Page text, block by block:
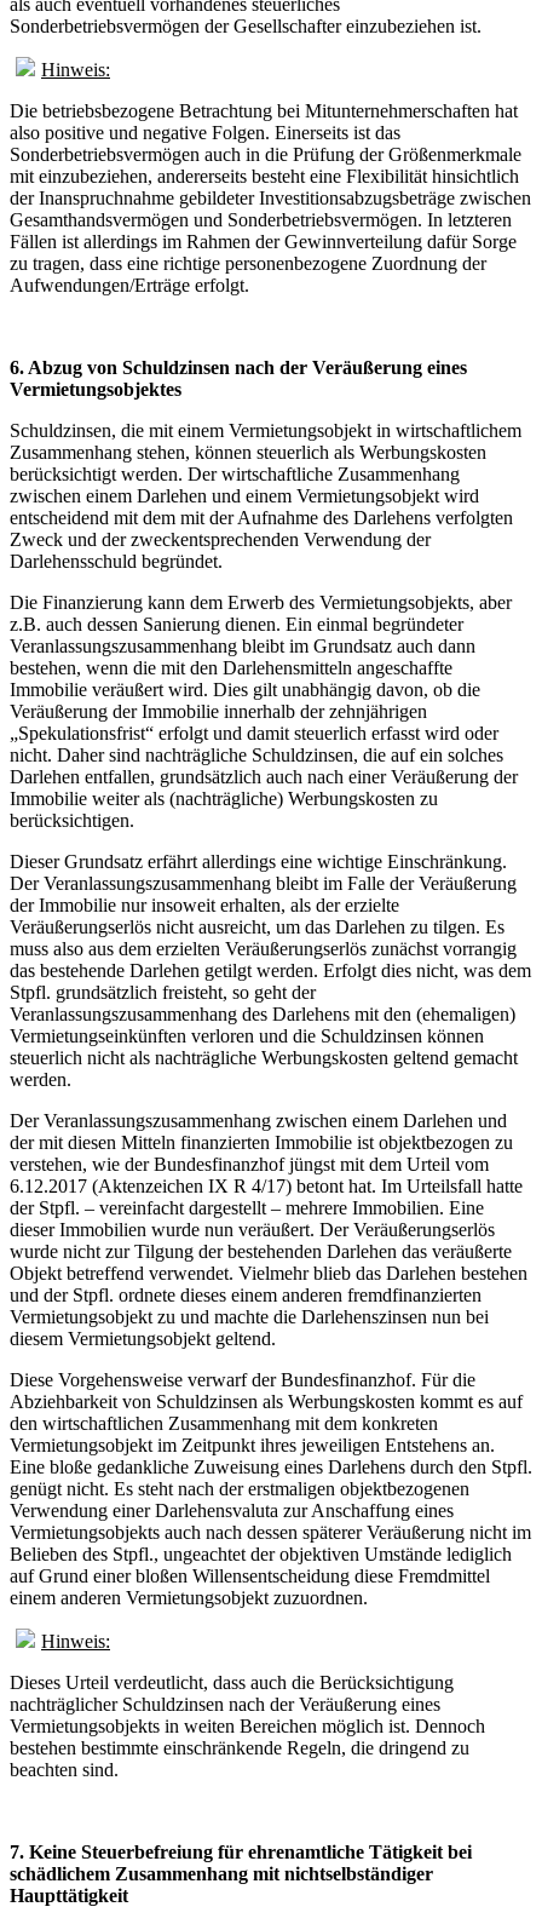
als auch eventuell vorhandenes steuerliches
Sonderbetriebsvermögen der Gesellschafter einzubeziehen ist.
Hinweis:
Die betriebsbezogene Betrachtung bei Mitunternehmerschaften hat
also positive und negative Folgen. Einerseits ist das
Sonderbetriebsvermögen auch in die Prüfung der Größenmerkmale
mit einzubeziehen, andererseits besteht eine Flexibilität hinsichtlich
der Inanspruchnahme gebildeter Investitionsabzugsbeträge zwischen
Gesamthandsvermögen und Sonderbetriebsvermögen. In letzteren
Fällen ist allerdings im Rahmen der Gewinnverteilung dafür Sorge
zu tragen, dass eine richtige personenbezogene Zuordnung der
Aufwendungen/Erträge erfolgt.
6. Abzug von Schuldzinsen nach der Veräußerung eines
Vermietungsobjektes
Schuldzinsen, die mit einem Vermietungsobjekt in wirtschaftlichem
Zusammenhang stehen, können steuerlich als Werbungskosten
berücksichtigt werden. Der wirtschaftliche Zusammenhang
zwischen einem Darlehen und einem Vermietungsobjekt wird
entscheidend mit dem mit der Aufnahme des Darlehens verfolgten
Zweck und der zweckentsprechenden Verwendung der
Darlehensschuld begründet.
Die Finanzierung kann dem Erwerb des Vermietungsobjekts, aber
z.B. auch dessen Sanierung dienen. Ein einmal begründeter
Veranlassungszusammenhang bleibt im Grundsatz auch dann
bestehen, wenn die mit den Darlehensmitteln angeschaffte
Immobilie veräußert wird. Dies gilt unabhängig davon, ob die
Veräußerung der Immobilie innerhalb der zehnjährigen
„Spekulationsfrist“ erfolgt und damit steuerlich erfasst wird oder
nicht. Daher sind nachträgliche Schuldzinsen, die auf ein solches
Darlehen entfallen, grundsätzlich auch nach einer Veräußerung der
Immobilie weiter als (nachträgliche) Werbungskosten zu
berücksichtigen.
Dieser Grundsatz erfährt allerdings eine wichtige Einschränkung.
Der Veranlassungszusammenhang bleibt im Falle der Veräußerung
der Immobilie nur insoweit erhalten, als der erzielte
Veräußerungserlös nicht ausreicht, um das Darlehen zu tilgen. Es
muss also aus dem erzielten Veräußerungserlös zunächst vorrangig
das bestehende Darlehen getilgt werden. Erfolgt dies nicht, was dem
Stpfl. grundsätzlich freisteht, so geht der
Veranlassungszusammenhang des Darlehens mit den (ehemaligen)
Vermietungseinkünften verloren und die Schuldzinsen können
steuerlich nicht als nachträgliche Werbungskosten geltend gemacht
werden.
Der Veranlassungszusammenhang zwischen einem Darlehen und
der mit diesen Mitteln finanzierten Immobilie ist objektbezogen zu
verstehen, wie der Bundesfinanzhof jüngst mit dem Urteil vom
6.12.2017 (Aktenzeichen IX R 4/17) betont hat. Im Urteilsfall hatte
der Stpfl. – vereinfacht dargestellt – mehrere Immobilien. Eine
dieser Immobilien wurde nun veräußert. Der Veräußerungserlös
wurde nicht zur Tilgung der bestehenden Darlehen das veräußerte
Objekt betreffend verwendet. Vielmehr blieb das Darlehen bestehen
und der Stpfl. ordnete dieses einem anderen fremdfinanzierten
Vermietungsobjekt zu und machte die Darlehenszinsen nun bei
diesem Vermietungsobjekt geltend.
Diese Vorgehensweise verwarf der Bundesfinanzhof. Für die
Abziehbarkeit von Schuldzinsen als Werbungskosten kommt es auf
den wirtschaftlichen Zusammenhang mit dem konkreten
Vermietungsobjekt im Zeitpunkt ihres jeweiligen Entstehens an.
Eine bloße gedankliche Zuweisung eines Darlehens durch den Stpfl.
genügt nicht. Es steht nach der erstmaligen objektbezogenen
Verwendung einer Darlehensvaluta zur Anschaffung eines
Vermietungsobjekts auch nach dessen späterer Veräußerung nicht im
Belieben des Stpfl., ungeachtet der objektiven Umstände lediglich
auf Grund einer bloßen Willensentscheidung diese Fremdmittel
einem anderen Vermietungsobjekt zuzuordnen.
Hinweis:
Dieses Urteil verdeutlicht, dass auch die Berücksichtigung
nachträglicher Schuldzinsen nach der Veräußerung eines
Vermietungsobjekts in weiten Bereichen möglich ist. Dennoch
bestehen bestimmte einschränkende Regeln, die dringend zu
beachten sind.
7. Keine Steuerbefreiung für ehrenamtliche Tätigkeit bei
schädlichem Zusammenhang mit nichtselbständiger
Haupttätigkeit